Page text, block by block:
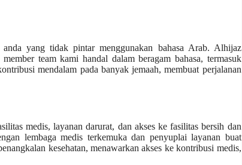
yang tidak pintar menggunakan bahasa Arab. Alhijaz
team kami handal dalam beragam bahasa, termasuk
mendalam pada banyak jemaah, membuat perjalanan
medis, layanan darurat, dan akses ke fasilitas bersih dan
lembaga medis terkemuka dan penyuplai layanan buat
kesehatan, menawarkan akses ke kontribusi medis,